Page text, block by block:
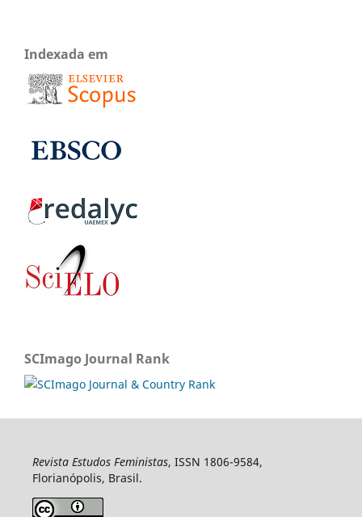
Indexada em
SCImago Journal Rank
Revista Estudos Feministas, ISSN 1806-9584,
Florianópolis, Brasil.